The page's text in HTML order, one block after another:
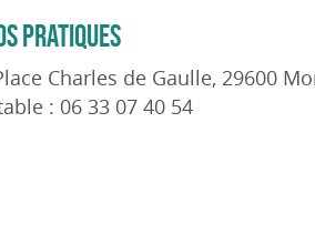
PRATIQUES
Charles de Gaulle, 29600
: 06 33 07 40 54